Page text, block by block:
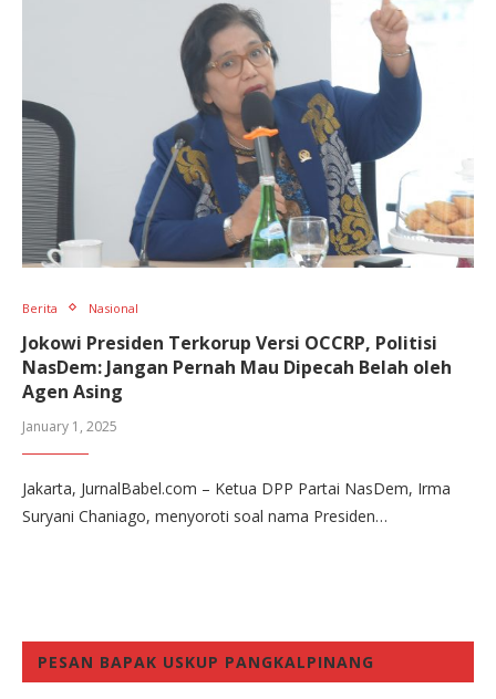
Berita Nasional
Jokowi Presiden Terkorup Versi OCCRP, Politisi
NasDem: Jangan Pernah Mau Dipecah Belah oleh
Agen Asing
January 1, 2025
Jakarta, JurnalBabel.com – Ketua DPP Partai NasDem, Irma
Suryani Chaniago, menyoroti soal nama Presiden…
PESAN BAPAK USKUP PANGKALPINANG